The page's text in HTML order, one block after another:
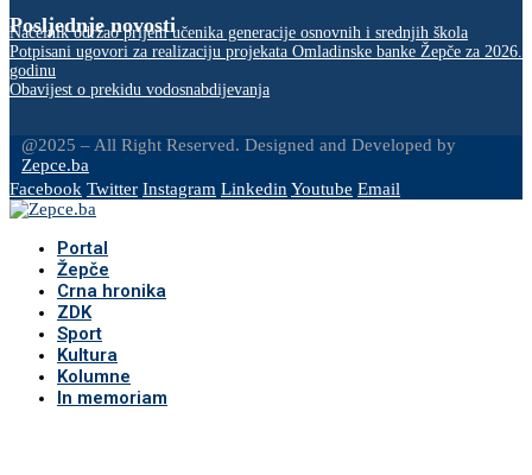
Posljednje novosti
Načelnik održao prijem učenika generacije osnovnih i srednjih škola
Potpisani ugovori za realizaciju projekata Omladinske banke Žepče za 2026.
godinu
Obavijest o prekidu vodosnabdijevanja
@2025 – All Right Reserved. Designed and Developed by
Zepce.ba
Facebook Twitter Instagram Linkedin Youtube Email
Portal
Žepče
Crna hronika
ZDK
Sport
Kultura
Kolumne
In memoriam